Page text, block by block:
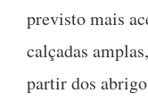
previsto mais
calçadas
partir dos